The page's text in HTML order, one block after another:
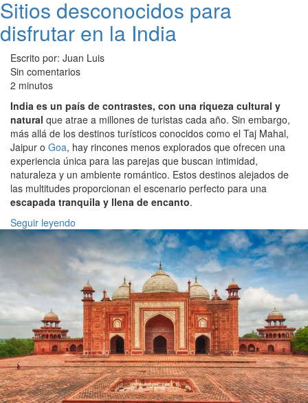
Sitios desconocidos para
disfrutar en la India
Escrito por: Juan Luis
Sin comentarios
2 minutos
India es un país de contrastes, con una riqueza cultural y
natural que atrae a millones de turistas cada año. Sin embargo,
más allá de los destinos turísticos conocidos como el Taj Mahal,
Jaipur o Goa, hay rincones menos explorados que ofrecen una
experiencia única para las parejas que buscan intimidad,
naturaleza y un ambiente romántico. Estos destinos alejados de
las multitudes proporcionan el escenario perfecto para una
escapada tranquila y llena de encanto.
Seguir leyendo